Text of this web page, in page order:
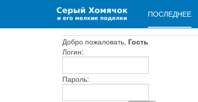
ПОСЛЕДНЕЕ
Добро пожаловать, Гость
Логин:
Пароль: